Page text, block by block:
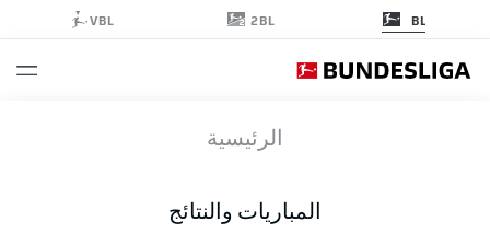
BL
2BL
VBL
الرئيسية
المباريات والنتائج